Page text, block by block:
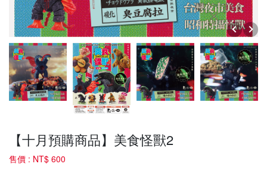
【十月預購商品】美食怪獸2
售價 : NT$ 600